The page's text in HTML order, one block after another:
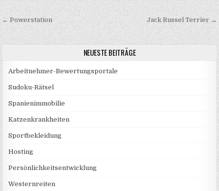
Beitragsnavigation
← Powerstation Jack Russel Terrier →
NEUESTE BEITRÄGE
Arbeitnehmer-Bewertungsportale
Sudoku-Rätsel
Spanienimmobilie
Katzenkrankheiten
Sportbekleidung
Hosting
Persönlichkeitsentwicklung
Westernreiten